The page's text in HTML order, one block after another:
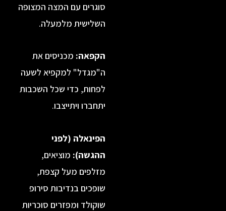
סוגרים עם המצה המצופה
השלישית מלמעלה.
מכניסים את
ה"מגדל" למקפיא לשעה
לפחות, כדי שכל השכבות
יתחברו ויתייצבו.
הפינאלה (לפני
מוציאים,
מזלפים מעל קצפת,
שופכים בנדיבות סירופ
שוקולד ומפזרים סוכריות